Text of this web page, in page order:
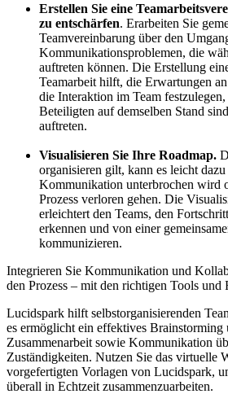
Erstellen Sie eine
zu entschärfen. Erarbeiten Sie
Teamvereinbarung über den
Kommunikationsproblemen, die
auftreten können. Die Erstellung
Teamarbeit hilft, die Erwartungen
die Interaktion im Team
Beteiligten auf demselben Stand
auftreten.
Visualisieren Sie Ihre Roadmap.
organisieren gilt, kann es leicht
Kommunikation unterbrochen wird
Prozess verloren gehen. Die
erleichtert den Teams, den
erkennen und von einer
kommunizieren.
Integrieren Sie Kommunikation und
den Prozess – mit den richtigen Tools und
Lucidspark hilft selbstorganisierenden
es ermöglicht ein effektives Brainstorming
Zusammenarbeit sowie Kommunikation
Zuständigkeiten. Nutzen Sie das virtuelle
vorgefertigten Vorlagen von Lucidspark,
überall in Echtzeit zusammenzuarbeiten.